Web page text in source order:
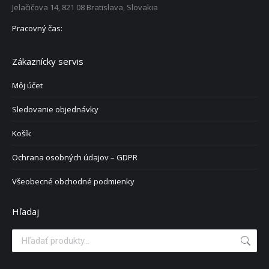
Jelačičova 14, 821 08 Bratislava, Slovakia
Pracovný čas:
Zákaznícky servis
Môj účet
Sledovanie objednávky
Košík
Ochrana osobných údajov – GDPR
Všeobecné obchodné podmienky
Hľadaj